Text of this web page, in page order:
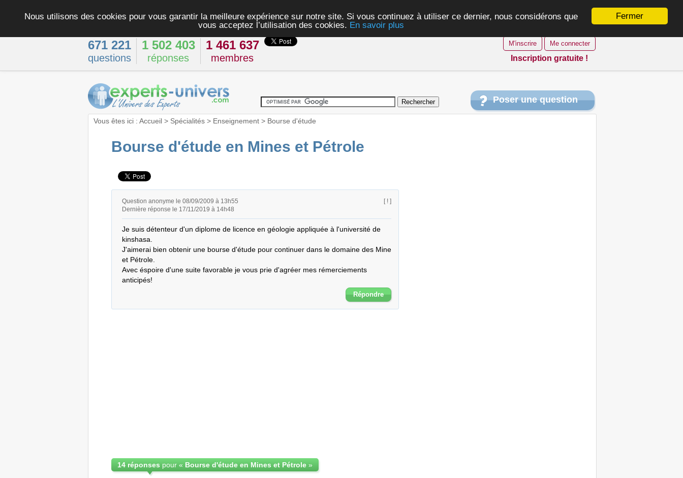
Fermer
Nous utilisons des cookies pour vous garantir la meilleure expérience sur notre site. Si vous continuez à utiliser ce dernier, nous considérons que
vous acceptez l’utilisation des cookies. En savoir plus
671 221
questions
1 502 403
réponses
1 461 637
membres
M'inscrire Me connecter
Inscription gratuite !
Poser une question
Vous êtes ici : Accueil> Spécialités> Enseignement> Bourse d'étude
Bourse d'étude en Mines et Pétrole
Question anonyme le 08/09/2009 à 13h55
Dernière réponse le 17/11/2019 à 14h48
[ ! ]
Je suis détenteur d'un diplome de licence en géologie appliquée à l'université de
kinshasa.
J'aimerai bien obtenir une bourse d'étude pour continuer dans le domaine des Mine
et Pétrole.
Avec éspoire d'une suite favorable je vous prie d'agréer mes rémerciements
anticipés!
Répondre
14 réponses pour « Bourse d'étude en Mines et Pétrole»